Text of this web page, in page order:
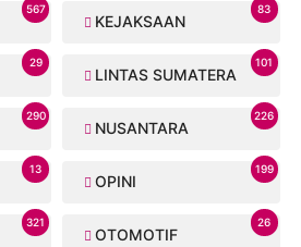
567
KEJAKSAAN
83
29
LINTAS SUMATERA
101
290
NUSANTARA
226
13
OPINI
199
321
OTOMOTIF
26